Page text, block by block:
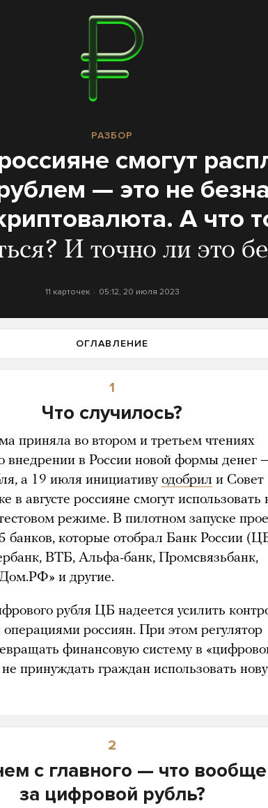
РАЗБОР
смогут
— это не
А что
И точно ли это
11 карточек 05:12, 20 июля 2023
ОГЛАВЛЕНИЕ
1
Что случилось?
приняла во втором и третьем чтениях
внедрении в России новой формы денег
а 19 июля инициативу одобрил и Совет
в августе россияне смогут использовать
режиме. В пилотном запуске
банков, которые отобрал Банк России
ВТБ, Альфа-банк, Промсвязьбанк,
и другие.
рубля ЦБ надеется усилить
россиян. При этом регулятор
финансовую систему в
принуждать граждан использовать
2
с главного — что вообще
за цифровой рубль?